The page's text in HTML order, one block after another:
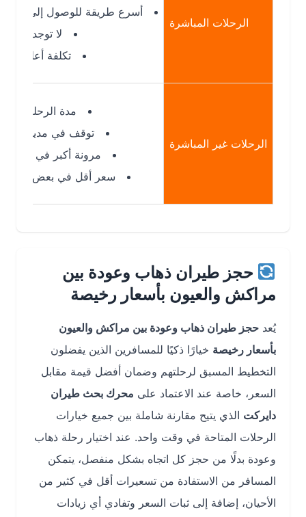
الرحلات المباشرة
أسرع طريقة للوصول إلى العيون
لا توجد توقفات
تكلفة أعلى نسبيًا
الرحلات غير المباشرة
مدة الرحلة: أطول
توقف في مدينة أخرى
مرونة أكبر في المواعيد
سعر أقل في بعض الحالات
حجز طيران ذهاب وعودة بين
مراكش والعيون بأسعار رخيصة
حجز طيران ذهاب وعودة بين مراكش والعيون
بأسعار رخيصة خيارًا ذكيًا للمسافرين الذين يفضلون
التخطيط المسبق لرحلتهم وضمان أفضل قيمة مقابل
السعر، خاصة عند الاعتماد علىمحرك بحث طيران
دايركتالذي يتيح مقارنة شاملة بين جميع خيارات
الرحلات المتاحة في وقت واحد. عند اختيار رحلة ذهاب
وعودة بدلًا من حجز كل اتجاه بشكل منفصل، يتمكن
المسافر من الاستفادة من تسعيرات أقل في كثير من
الأحيان، إضافة إلى ثبات السعر وتفادي أي زيادات